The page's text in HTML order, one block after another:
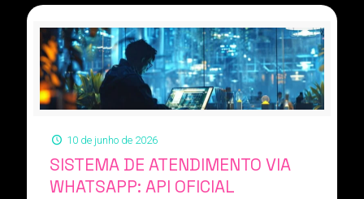
10 de junho de 2026
SISTEMA DE ATENDIMENTO VIA
WHATSAPP: API OFICIAL